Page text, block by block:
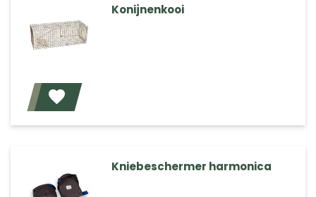
Konijnenkooi
Kniebeschermer harmonica